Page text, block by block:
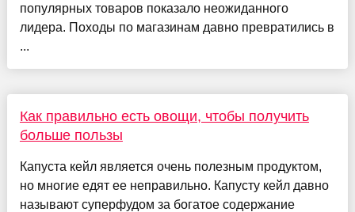
популярных товаров показало неожиданного
лидера. Походы по магазинам давно превратились в
...
Как правильно есть овощи, чтобы получить
больше пользы
Капуста кейл является очень полезным продуктом,
но многие едят ее неправильно. Капусту кейл давно
называют суперфудом за богатое содержание